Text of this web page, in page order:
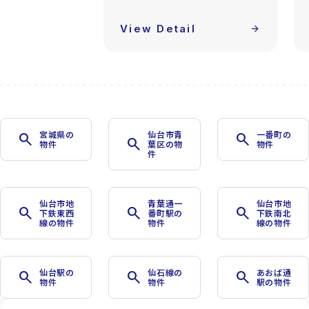
View Detail arrow_forward
search
宮城県の
物件
search
仙台市青
葉区の物
件
search
一番町の
物件
search
仙台市地
下鉄東西
線の物件
search
青葉通一
番町駅の
物件
search
仙台市地
下鉄南北
線の物件
search
仙台駅の
物件
search
仙石線の
物件
search
あおば通
駅の物件